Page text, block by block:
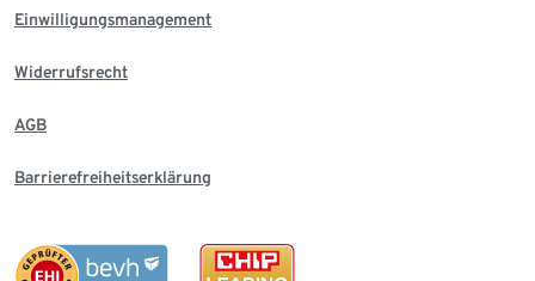
Einwilligungsmanagement
Widerrufsrecht
AGB
Barrierefreiheitserklärung